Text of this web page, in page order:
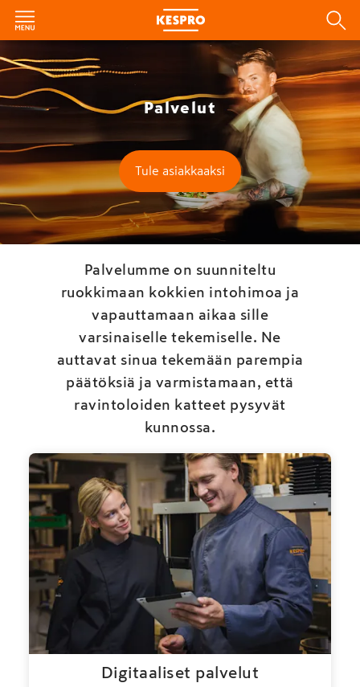
Palvelut
Tule asiakkaaksi
Palvelumme on suunniteltu
ruokkimaan kokkien intohimoa ja
vapauttamaan aikaa sille
varsinaiselle tekemiselle. Ne
auttavat sinua tekemään parempia
päätöksiä ja varmistamaan, että
ravintoloiden katteet pysyvät
kunnossa.
Digitaaliset palvelut